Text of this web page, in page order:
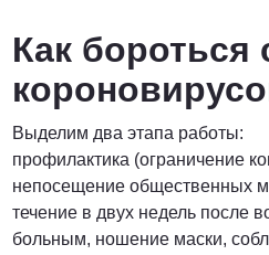
Как бороться
Выделим два этапа работы:
профилактика (ограничение
непосещение общественных
течение в двух недель после
больным, ношение маски,